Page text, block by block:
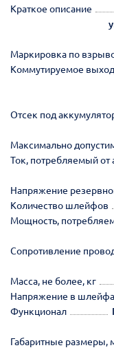
Краткое описание
Маркировка по
Коммутируемое
Отсек под
Максимально
Ток, потребляемый
Напряжение
Количество шлейфов
Мощность,
Сопротивление
Масса, не более, кг
Напряжение в
Функционал
Габаритные размеры,